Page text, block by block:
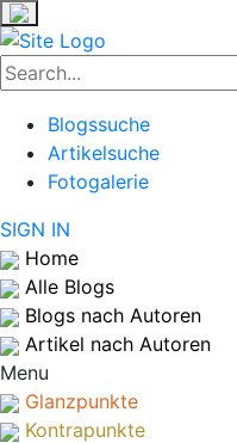
Blogssuche
Artikelsuche
Fotogalerie
SIGN IN
Home
Alle Blogs
Blogs nach Autoren
Artikel nach Autoren
Menu
Glanzpunkte
Kontrapunkte